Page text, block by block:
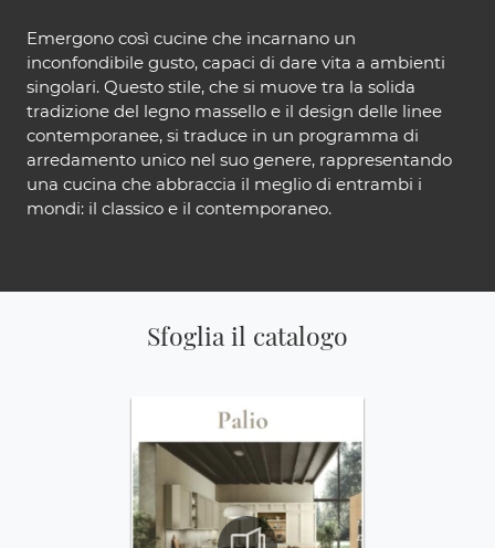
Emergono così cucine che incarnano un
inconfondibile gusto, capaci di dare vita a ambienti
singolari. Questo stile, che si muove tra la solida
tradizione del legno massello e il design delle linee
contemporanee, si traduce in un programma di
arredamento unico nel suo genere, rappresentando
una cucina che abbraccia il meglio di entrambi i
mondi: il classico e il contemporaneo.
Sfoglia il catalogo